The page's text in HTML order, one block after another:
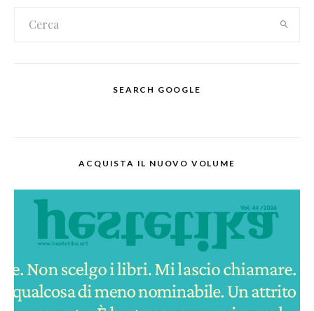
SEARCH GOOGLE
ACQUISTA IL NUOVO VOLUME